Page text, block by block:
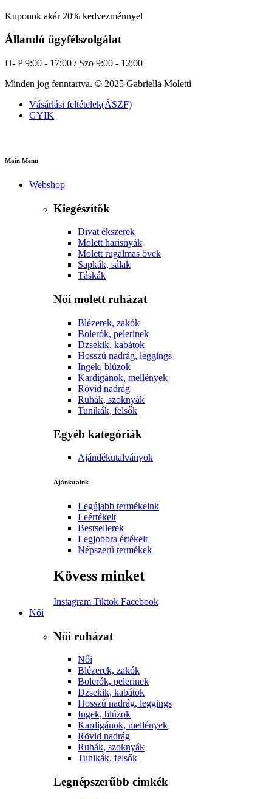
Kuponok akár 20% kedvezménnyel
Állandó ügyfélszolgálat
H- P 9:00 - 17:00 / Szo 9:00 - 12:00
Minden jog fenntartva. © 2025 Gabriella Moletti
Vásárlási feltételek(ÁSZF)
GYIK
Main Menu
Webshop
Kiegészítők
Divat ékszerek
Molett harisnyák
Molett rugalmas övek
Sapkák, sálak
Táskák
Női molett ruházat
Blézerek, zakók
Bolerók, pelerinek
Dzsekik, kabátok
Hosszú nadrág, leggings
Ingek, blúzok
Kardigánok, mellények
Rövid nadrág
Ruhák, szoknyák
Tunikák, felsők
Egyéb kategóriák
Ajándékutalványok
Ajánlataink
Legújabb termékeink
Leértékelt
Bestsellerek
Legjobbra értékelt
Népszerű termékek
Kövess minket
Instagram Tiktok Facebook
Női
Női ruházat
Női
Blézerek, zakók
Bolerók, pelerinek
Dzsekik, kabátok
Hosszú nadrág, leggings
Ingek, blúzok
Kardigánok, mellények
Rövid nadrág
Ruhák, szoknyák
Tunikák, felsők
Legnépszerűbb cimkék